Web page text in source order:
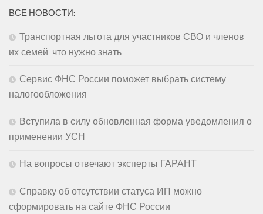
ВСЕ НОВОСТИ:
Транспортная льгота для участников СВО и членов
их семей: что нужно знать
Сервис ФНС России поможет выбрать систему
налогообложения
Вступила в силу обновленная форма уведомления о
применении УСН
На вопросы отвечают эксперты ГАРАНТ
Справку об отсутствии статуса ИП можно
сформировать на сайте ФНС России